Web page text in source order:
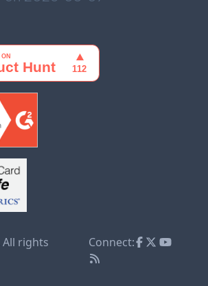
All rights
Connect: